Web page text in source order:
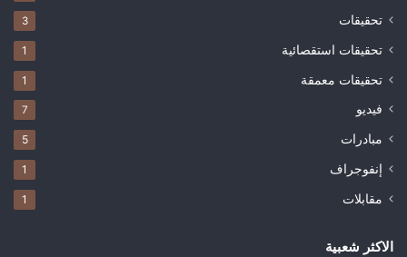
تحقيقات 3
تحقيقات استقصائية 1
تحقيقات معمقة 1
فيديو 7
مبادرات 5
إنفوجراف 1
مقابلات 1
الاكثر شعبية